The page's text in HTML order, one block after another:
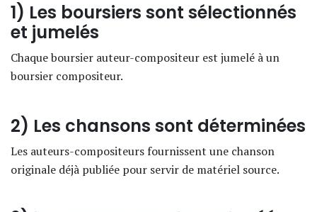
1) Les boursiers sont sélectionnés
et jumelés
Chaque boursier auteur-compositeur est jumelé à un
boursier compositeur.
2) Les chansons sont déterminées
Les auteurs-compositeurs fournissent une chanson
originale déjà publiée pour servir de matériel source.